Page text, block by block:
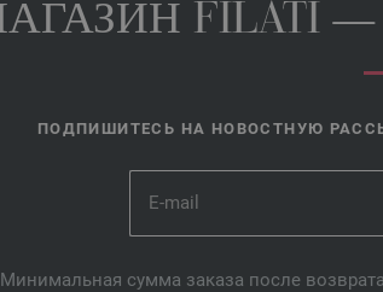
FILATI —
ПОДПИШИТЕСЬ НА НОВОСТНУЮ
сумма заказа после